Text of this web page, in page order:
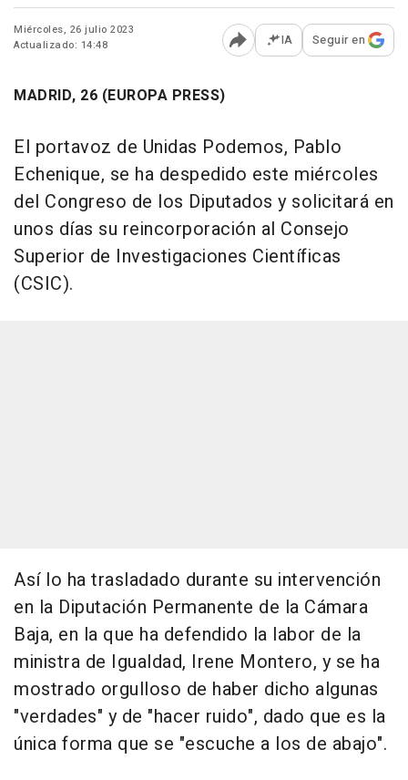
Miércoles, 26 julio 2023
Actualizado: 14:48
Abrir opciones para
IA Seguir en
MADRID, 26 (EUROPA PRESS)
El portavoz de Unidas Podemos, Pablo
Echenique, se ha despedido este miércoles
del Congreso de los Diputados y solicitará en
unos días su reincorporación al Consejo
Superior de Investigaciones Científicas
(CSIC).
Así lo ha trasladado durante su intervención
en la Diputación Permanente de la Cámara
Baja, en la que ha defendido la labor de la
ministra de Igualdad, Irene Montero, y se ha
mostrado orgulloso de haber dicho algunas
"verdades" y de "hacer ruido", dado que es la
única forma que se "escuche a los de abajo".